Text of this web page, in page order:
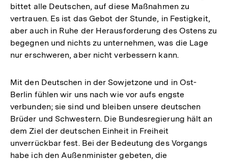
bittet alle Deutschen, auf diese Maßnahmen zu
vertrauen. Es ist das Gebot der Stunde, in Festigkeit,
aber auch in Ruhe der Herausforderung des Ostens zu
begegnen und nichts zu unternehmen, was die Lage
nur erschweren, aber nicht verbessern kann.
Mit den Deutschen in der Sowjetzone und in Ost-
Berlin fühlen wir uns nach wie vor aufs engste
verbunden; sie sind und bleiben unsere deutschen
Brüder und Schwestern. Die Bundesregierung hält an
dem Ziel der deutschen Einheit in Freiheit
unverrückbar fest. Bei der Bedeutung des Vorgangs
habe ich den Außenminister gebeten, die